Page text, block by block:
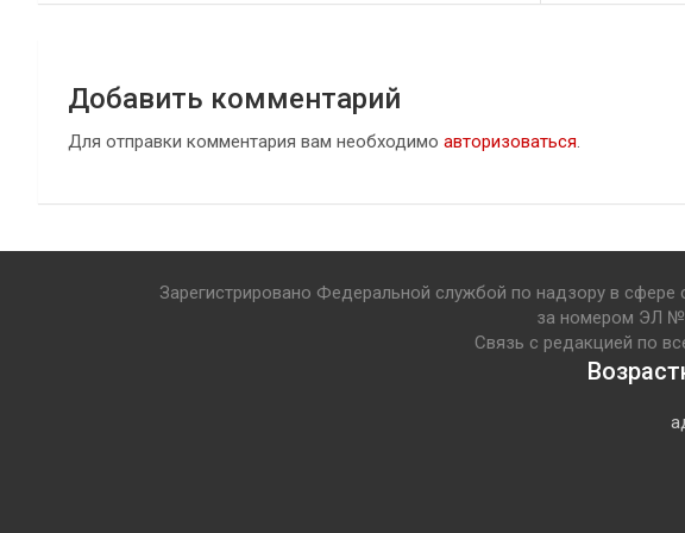
Добавить комментарий
Для отправки комментария вам необходимо авторизоваться.
Зарегистрировано Федеральной службой по надзору в
за номером ЭЛ №
Связь с редакцией по